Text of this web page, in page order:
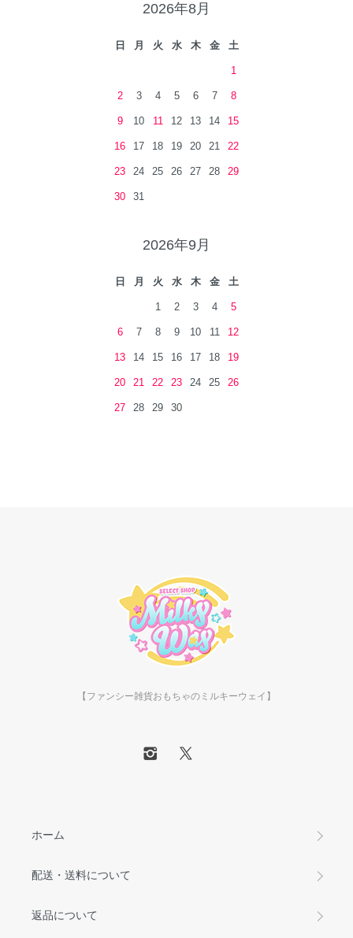
2026年8月
日 月 火 水 木 金 土
1
2 3 4 5 6 7 8
9 10 11 12 13 14 15
16 17 18 19 20 21 22
23 24 25 26 27 28 29
30 31
2026年9月
日 月 火 水 木 金 土
1 2 3 4 5
6 7 8 9 10 11 12
13 14 15 16 17 18 19
20 21 22 23 24 25 26
27 28 29 30
【ファンシー雑貨おもちゃのミルキーウェイ】
ホーム
配送・送料について
返品について